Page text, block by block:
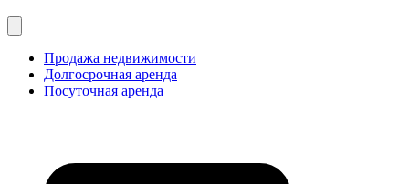
Продажа недвижимости
Долгосрочная аренда
Посуточная аренда